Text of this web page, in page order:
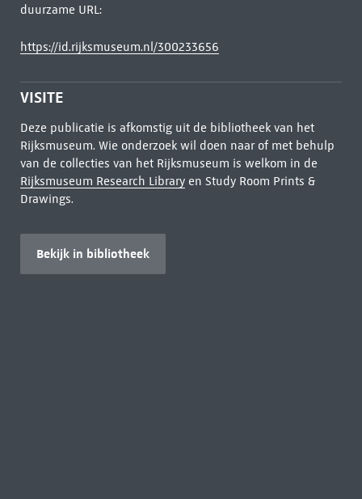
duurzame URL:
https://id.rijksmuseum.nl/300233656
VISITE
Deze publicatie is afkomstig uit de bibliotheek van het
Rijksmuseum. Wie onderzoek wil doen naar of met behulp
van de collecties van het Rijksmuseum is welkom in de
Rijksmuseum Research Libraryen Study Room Prints &
Drawings.
Bekijk in bibliotheek